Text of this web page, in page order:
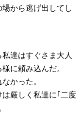
から逃げ出してし
達はすぐさま大人
に頼み込んだ。
かった。
厳しく私達に｢二度